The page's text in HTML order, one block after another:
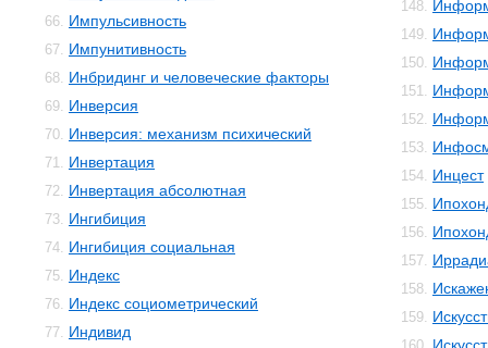
66. Импульсивность
67. Импунитивность
68. Инбридинг и человеческие факторы
69. Инверсия
70. Инверсия: механизм психический
71. Инвертация
72. Инвертация абсолютная
73. Ингибиция
74. Ингибиция социальная
75. Индекс
76. Индекс социометрический
77. Индивид
148.
149.
150.
151.
152.
153.
154. Инцест
155.
156.
157.
158.
159.